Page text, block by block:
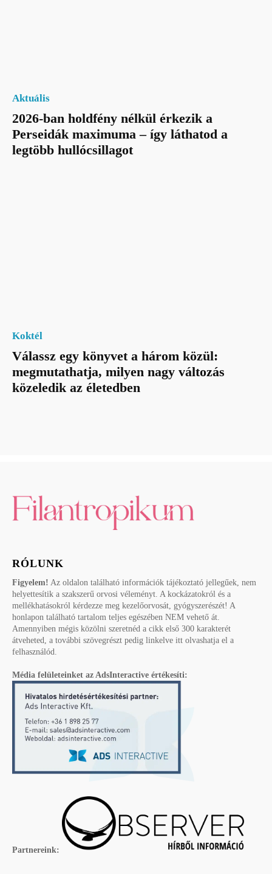
Aktuális
2026-ban holdfény nélkül érkezik a
Perseidák maximuma – így láthatod a
legtöbb hullócsillagot
Koktél
Válassz egy könyvet a három közül:
megmutathatja, milyen nagy változás
közeledik az életedben
RÓLUNK
Figyelem! Az oldalon található információk tájékoztató jellegűek, nem
helyettesítik a szakszerű orvosi véleményt. A kockázatokról és a
mellékhatásokról kérdezze meg kezelőorvosát, gyógyszerészét! A
honlapon található tartalom teljes egészében NEM vehető át.
Amennyiben mégis közölni szeretnéd a cikk első 300 karakterét
átveheted, a további szövegrészt pedig linkelve itt olvashatja el a
felhasználód.
Média felületeinket az AdsInteractive értékesíti:
Partnereink: